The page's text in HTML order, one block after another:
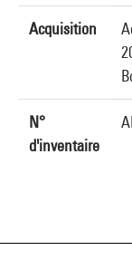
Acquisition
N°
d'inventaire